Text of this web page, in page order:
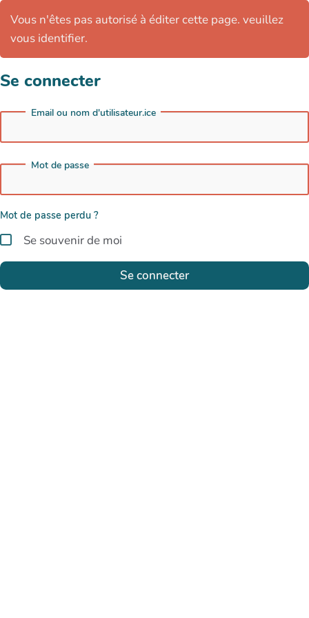
Vous n'êtes pas autorisé à éditer cette page. veuillez
vous identifier.
Se connecter
Email ou nom d'utilisateur.ice
Mot de passe
Mot de passe perdu ?
Se souvenir de moi
Se connecter